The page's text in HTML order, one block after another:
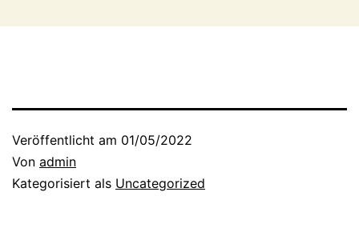
Veröffentlicht am 01/05/2022
Von admin
Kategorisiert als Uncategorized